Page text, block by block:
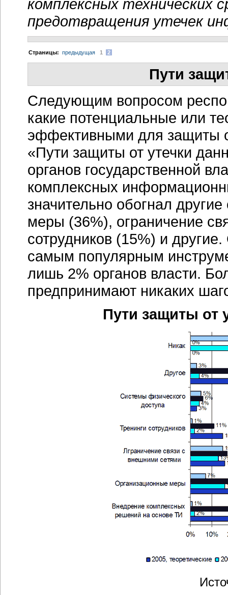
комплексных технических
предотвращения утечек
Cтраницы: предыдущая 1 2
Пути
Следующим вопросом
какие потенциальные или
эффективными для защиты
«Пути защиты от утечки
органов государственной
комплексных
значительно обогнал
меры (36%), ограничение
сотрудников (15%) и
самым популярным
лишь 2% органов власти.
предпринимают никаких
Пути защиты от